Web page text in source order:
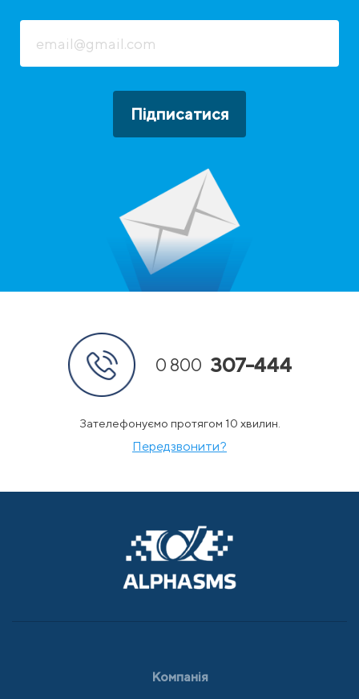
Підписатися
0 800 307-444
Зателефонуємо протягом 10 хвилин.
Передзвонити?
Компанія